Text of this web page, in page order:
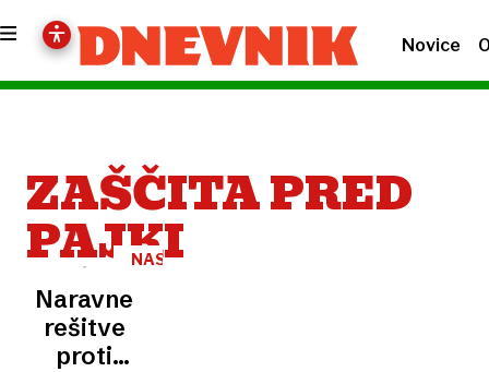
Novice
ZAŠČITA PRED
PAJKI
NASVET
Naravne
rešitve
proti